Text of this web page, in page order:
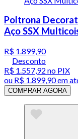
Poltrona
Aço SSX
R$ 1.899,90
Desconto
R$ 1.557,92 no PIX
ou R$ 1.899,90em
COMPRAR AGORA